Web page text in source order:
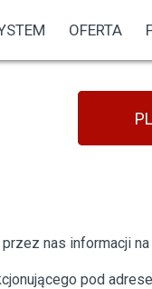
OFERTA
PL
nas informacji
pod